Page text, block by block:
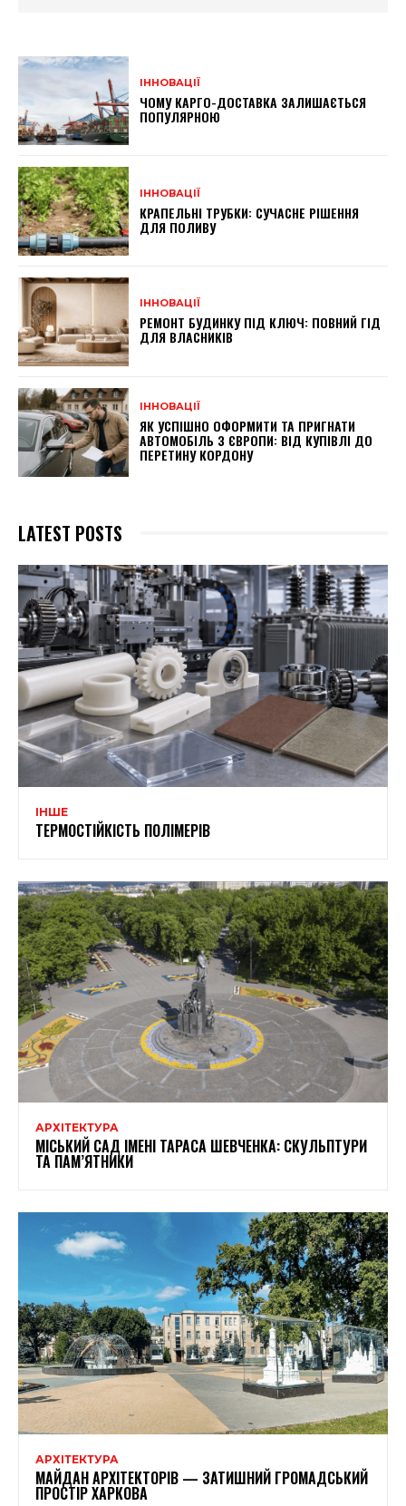
ІННОВАЦІЇ
ЧОМУ КАРГО-ДОСТАВКА ЗАЛИШАЄТЬСЯ
ПОПУЛЯРНОЮ
ІННОВАЦІЇ
КРАПЕЛЬНІ ТРУБКИ: СУЧАСНЕ РІШЕННЯ
ДЛЯ ПОЛИВУ
ІННОВАЦІЇ
РЕМОНТ БУДИНКУ ПІД КЛЮЧ: ПОВНИЙ ГІД
ДЛЯ ВЛАСНИКІВ
ІННОВАЦІЇ
ЯК УСПІШНО ОФОРМИТИ ТА ПРИГНАТИ
АВТОМОБІЛЬ З ЄВРОПИ: ВІД КУПІВЛІ ДО
ПЕРЕТИНУ КОРДОНУ
LATEST POSTS
ІНШЕ
ТЕРМОСТІЙКІСТЬ ПОЛІМЕРІВ
АРХІТЕКТУРА
МІСЬКИЙ САД ІМЕНІ ТАРАСА ШЕВЧЕНКА: СКУЛЬПТУРИ
ТА ПАМ’ЯТНИКИ
АРХІТЕКТУРА
МАЙДАН АРХІТЕКТОРІВ — ЗАТИШНИЙ ГРОМАДСЬКИЙ
ПРОСТІР ХАРКОВА